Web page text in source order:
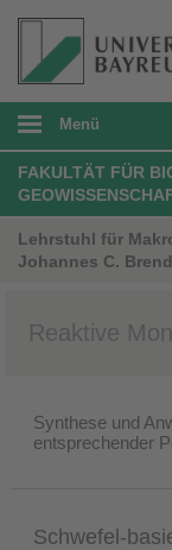
Menü
FAKULTÄT FÜR
Lehrstuhl für
Johannes C.
​Reaktive
Synthese und
entsprechender
Schwefel-